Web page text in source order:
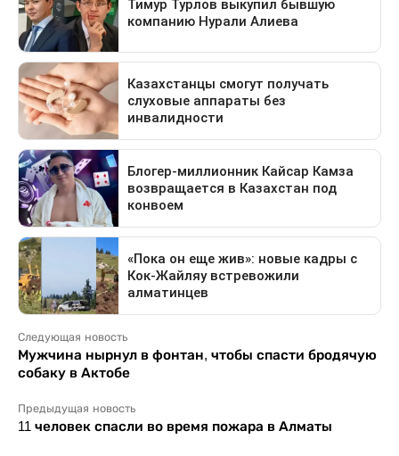
Следующая новость
Мужчина нырнул в фонтан, чтобы спасти бродячую
собаку в Актобе
Предыдущая новость
11 человек спасли во время пожара в Алматы